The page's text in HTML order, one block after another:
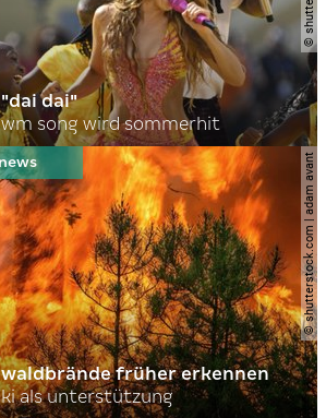
"dai dai"
wm song wird sommerhit
© shutterstock.com | adam avant
waldbrände früher erkennen
ki als unterstützung